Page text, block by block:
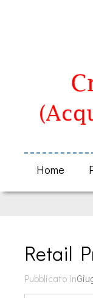
Home
Retail
Pubblicato in